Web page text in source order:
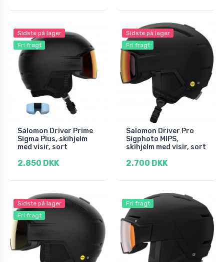
Sidste på lager
Fri fragt
Salomon Driver Prime
Sigma Plus, skihjelm
med visir, sort
2.850 DKK
Sidste på lager
Fri fragt
Salomon Driver Pro
Sigphoto MIPS,
skihjelm med visir, sort
2.700 DKK
Sidste på lager
Fri fragt
Fri fragt